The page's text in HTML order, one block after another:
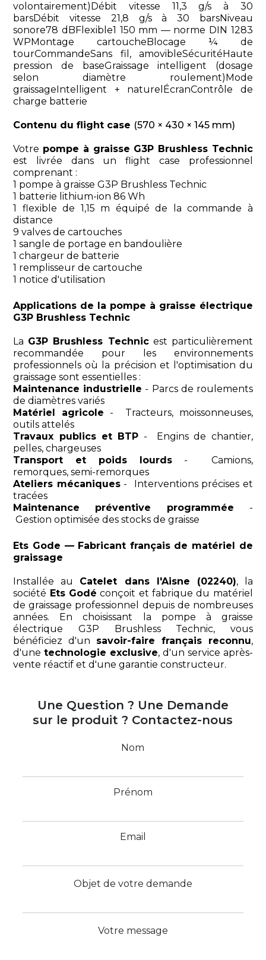
volontairement)Débit vitesse 11,3 g/s à 30
barsDébit vitesse 21,8 g/s à 30 barsNiveau
sonore78 dBFlexible1 150 mm — norme DIN 1283
WPMontage cartoucheBlocage ¼ de
tourCommandeSans fil, amovibleSécuritéHaute
pression de baseGraissage intelligent (dosage
selon diamètre roulement)Mode
graissageIntelligent + naturelÉcranContrôle de
charge batterie
Contenu du flight case (570 × 430 × 145 mm)
Votre pompe à graisse G3P Brushless Technic
est livrée dans un flight case professionnel
comprenant :
1 pompe à graisse G3P Brushless Technic
1 batterie lithium-ion 86 Wh
1 flexible de 1,15 m équipé de la commande à
distance
9 valves de cartouches
1 sangle de portage en bandoulière
1 chargeur de batterie
1 remplisseur de cartouche
1 notice d'utilisation
Applications de la pompe à graisse électrique
G3P Brushless Technic
La G3P Brushless Technicest particulièrement
recommandée pour les environnements
professionnels où la précision et l'optimisation du
graissage sont essentielles :
Maintenance industrielle - Parcs de roulements
de diamètres variés
Matériel agricole - Tracteurs, moissonneuses,
outils attelés
Travaux publics et BTP - Engins de chantier,
pelles, chargeuses
Transport et poids lourds - Camions,
remorques, semi-remorques
Ateliers mécaniques- Interventions précises et
tracées
Maintenance préventive programmée -
Gestion optimisée des stocks de graisse
Ets Gode — Fabricant français de matériel de
graissage
Installée au Catelet dans l'Aisne (02240), la
société Ets Godé conçoit et fabrique du matériel
de graissage professionnel depuis de nombreuses
années. En choisissant la pompe à graisse
électrique G3P Brushless Technic, vous
bénéficiez d'un savoir-faire français reconnu,
d'unetechnologie exclusive, d'un service après-
vente réactif et d'une garantie constructeur.
Une Question ? Une Demande
sur le produit ? Contactez-nous
Nom
Prénom
Email
Objet de votre demande
Votre message